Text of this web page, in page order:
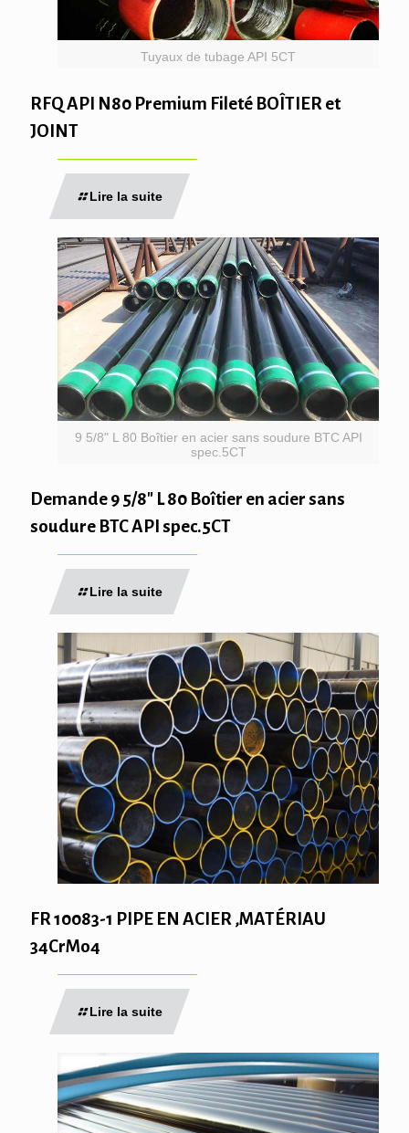
Tuyaux de tubage API 5CT
RFQ API N80 Premium Fileté BOÎTIER et
JOINT
Lire la suite
9 5/8" L 80 Boîtier en acier sans soudure BTC API
spec.5CT
Demande 9 5/8″ L 80 Boîtier en acier sans
soudure BTC API spec.5CT
Lire la suite
FR 10083-1 PIPE EN ACIER ,MATÉRIAU
34CrMo4
Lire la suite